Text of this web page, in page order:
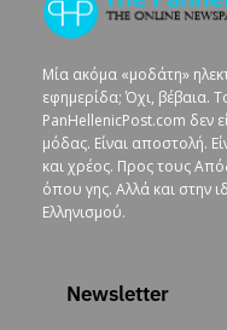
Μία ακόμα «μοδάτη»
εφημερίδα; Όχι, βέβαια.
PanHellenicPost.com δεν
μόδας. Είναι αποστολή.
και χρέος. Προς τους
όπου γης. Αλλά και στην
Ελληνισμού.
Newsletter